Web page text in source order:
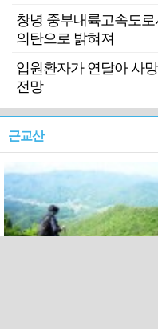
창녕 중부내륙고속도
의탄으로 밝혀져
입원환자가 연달아 사
전망
근교산